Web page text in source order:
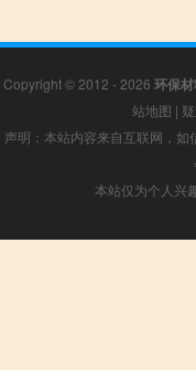
Copyright © 2012 - 2026 环保
站地图 |
声明：本站内容来自互联网，
本站仅为个人兴